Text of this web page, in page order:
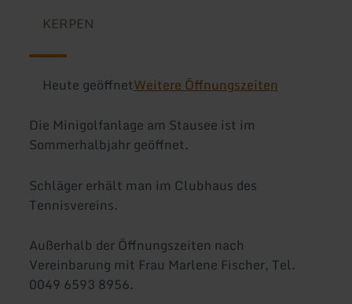
KERPEN
Heute geöffnetWeitere Öffnungszeiten
Die Minigolfanlage am Stausee ist im
Sommerhalbjahr geöffnet.
Schläger erhält man im Clubhaus des
Tennisvereins.
Außerhalb der Öffnungszeiten nach
Vereinbarung mit Frau Marlene Fischer, Tel.
0049 6593 8956.